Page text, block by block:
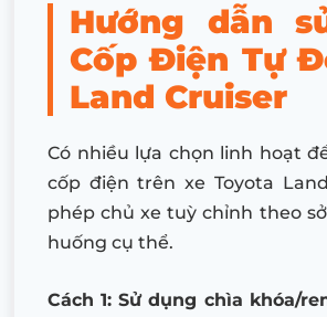
Hướng dẫn
Cốp Điện Tự
Land Cruiser
Có nhiều lựa chọn linh hoạt
cốp điện trên xe Toyota
phép chủ xe tuỳ chỉnh theo
huống cụ thể.
Cách 1: Sử dụng chìa khóa/